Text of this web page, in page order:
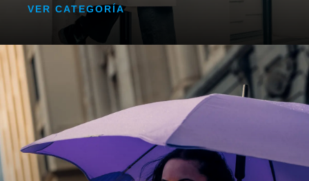
VER CATEGORÍA